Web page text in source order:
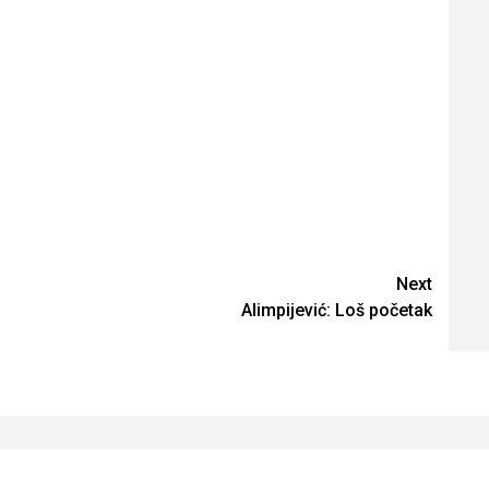
Next
Alimpijević: Loš početak